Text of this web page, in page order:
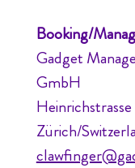
Booking/
Gadget
GmbH
Zürich/